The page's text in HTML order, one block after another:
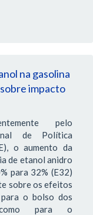
na gasolina
impacto
pelo
de Política
o aumento da
de etanol anidro
para 32% (E32)
sobre os efeitos
o bolso dos
como para o